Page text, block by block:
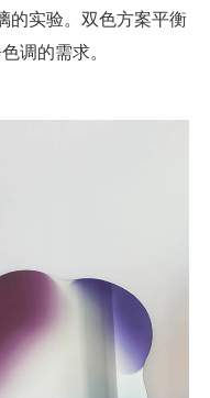
的实验。双色方案平衡
调的需求。